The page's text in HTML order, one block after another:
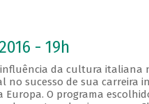
- 19h
da cultura italiana
sucesso de sua carreira
O programa